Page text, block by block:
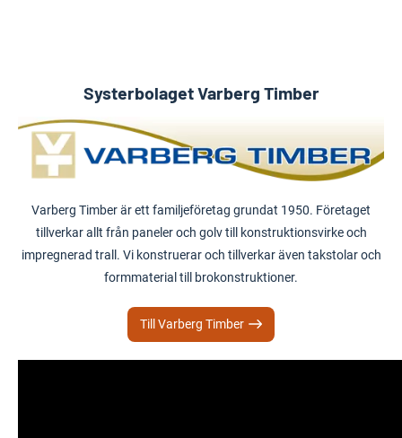
Systerbolaget Varberg Timber
Varberg Timber är ett familjeföretag grundat 1950. Företaget
tillverkar allt från paneler och golv till konstruktionsvirke och
impregnerad trall. Vi konstruerar och tillverkar även takstolar och
formmaterial till brokonstruktioner.
Till Varberg Timber